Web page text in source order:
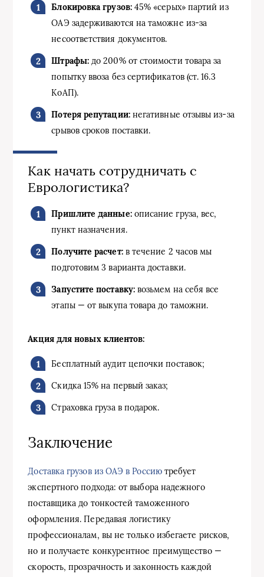
Блокировка грузов:45% «серых» партий из
ОАЭ задерживаются на таможне из-за
несоответствия документов.
Штрафы:до 200% от стоимости товара за
попытку ввоза без сертификатов (ст. 16.3
КоАП).
Потеря репутации:негативные отзывы из-за
срывов сроков поставки.
Как начать сотрудничать с
Еврологистика?
Пришлите данные:описание груза, вес,
пункт назначения.
Получите расчет:в течение 2 часов мы
подготовим 3 варианта доставки.
Запустите поставку:возьмем на себя все
этапы — от выкупа товара до таможни.
Акция для новых клиентов:
Бесплатный аудит цепочки поставок;
Скидка 15% на первый заказ;
Страховка груза в подарок.
Заключение
Доставка грузов из ОАЭ в Россиютребует
экспертного подхода: от выбора надежного
поставщика до тонкостей таможенного
оформления. Передавая логистику
профессионалам, вы не только избегаете рисков,
но и получаете конкурентное преимущество —
скорость, прозрачность и законность каждой